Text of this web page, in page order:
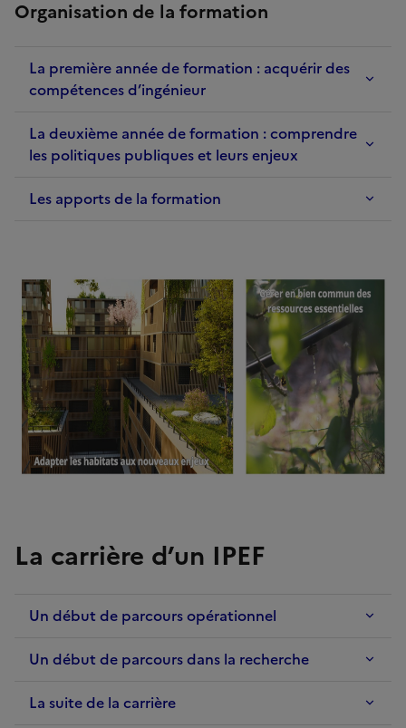
Organisation de la formation
La première année de formation : acquérir des
compétences d’ingénieur
La deuxième année de formation : comprendre
les politiques publiques et leurs enjeux
Les apports de la formation
Image
La carrière d’un IPEF
Un début de parcours opérationnel
Un début de parcours dans la recherche
La suite de la carrière